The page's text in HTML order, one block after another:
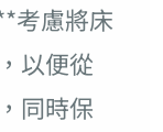
考慮將床
以便從
同時保